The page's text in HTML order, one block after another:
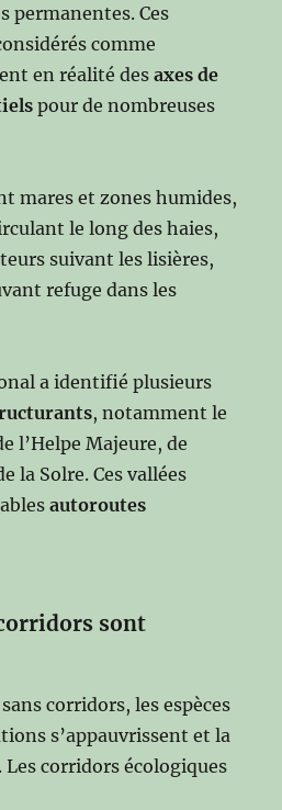
permanentes. Ces
comme
en réalité desaxes de
pour de nombreuses
mares et zones humides,
le long des haies,
suivant les lisières,
refuge dans les
a identifié plusieurs
, notamment le
l’Helpe Majeure, de
la Solre. Ces vallées
autoroutes
sont
corridors, les espèces
s’appauvrissent et la
corridors écologiques